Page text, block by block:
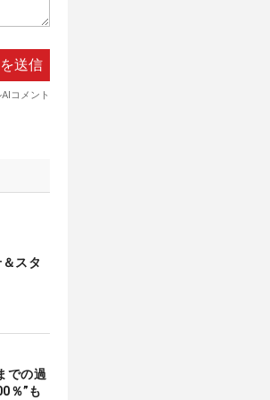
スタ
での過
％”も